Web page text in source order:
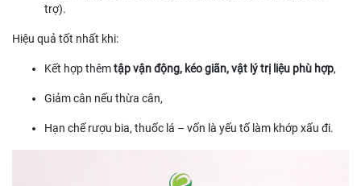
trợ).
Hiệu quả tốt nhất khi:
Kết hợp thêmtập vận động, kéo giãn, vật lý trị liệu phù hợp,
Giảm cân nếu thừa cân,
Hạn chế rượu bia, thuốc lá – vốn là yếu tố làm khớp xấu đi.